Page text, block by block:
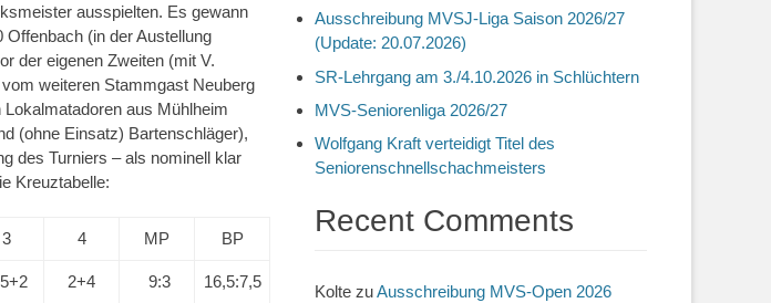
ausspielten. Es gewann
(in der Austellung
der eigenen Zweiten (mit V.
weiteren Stammgast Neuberg
aus Mühlheim
(ohne Einsatz) Bartenschläger),
des Turniers – als nominell klar
Kreuztabelle:
3 4 MP BP
2+4 9:3 16,5:7,5
Ausschreibung MVSJ-Liga Saison 2026/27
(Update: 20.07.2026)
SR-Lehrgang am 3./4.10.2026 in Schlüchtern
MVS-Seniorenliga 2026/27
Wolfgang Kraft verteidigt Titel des
Seniorenschnellschachmeisters
Recent Comments
Kolte zuAusschreibung MVS-Open 2026